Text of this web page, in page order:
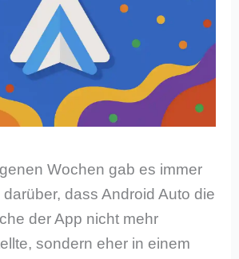
Wochen gab es immer
dass Android Auto die
der App nicht mehr
sondern eher in einem